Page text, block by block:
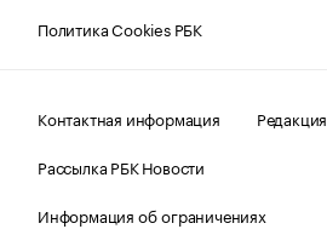
Политика Cookies РБК
Контактная информация
Редакция
Рассылка РБК Новости
Информация об ограничениях